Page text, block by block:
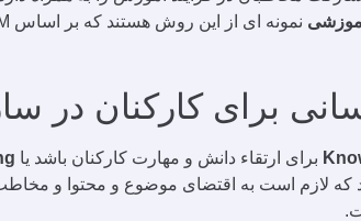
نمونه ای از این روش هستند که بر اساس OTM طراحی و اجرا می شوند.
برای کارکنان در
برای ارتقاء دانش و مهارت کارکنان باشد یا
که لازم است به اقتضای موضوع و محتوا و